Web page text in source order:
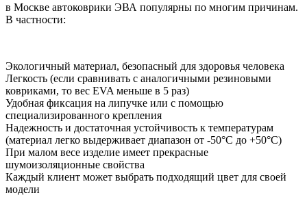
в Москве автоковрики ЭВА популярны по многим причинам.
В частности:
Экологичный материал, безопасный для здоровья человека
Легкость (если сравнивать с аналогичными резиновыми
ковриками, то вес EVA меньше в 5 раз)
Удобная фиксация на липучке или с помощью
специализированного крепления
Надежность и достаточная устойчивость к температурам
(материал легко выдерживает диапазон от -50°С до +50°С)
При малом весе изделие имеет прекрасные
шумоизоляционные свойства
Каждый клиент может выбрать подходящий цвет для своей
модели